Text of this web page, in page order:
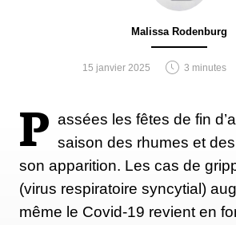
Malissa Rodenburg
15 janvier 2025 3 minutes
P assées les fêtes de fin
saison des rhumes et
son apparition. Les cas de
(virus respiratoire syncytial)
même le Covid-19 revient en